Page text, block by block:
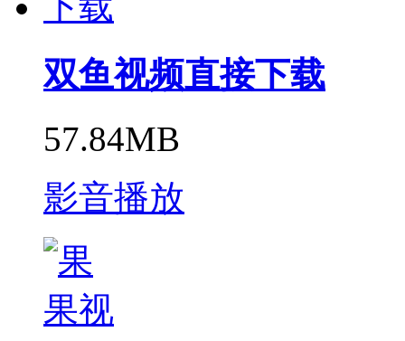
双鱼视频直接下载
57.84MB
影音播放